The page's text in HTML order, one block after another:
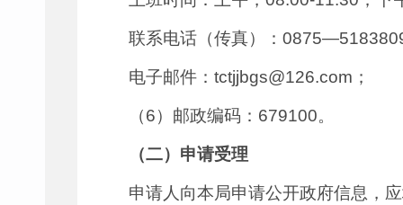
联系电话（传真）：
电子邮件：tctjjbgs@126.com；
（6）邮政编码：679100。
（二）申请受理
申请人向本局申请公开政府信息，